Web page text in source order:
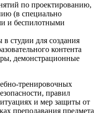
по проектированию,
(в специально
и беспилотными
студии для создания
контента
демонстрационные
тренировочных
правил
и мер защиты от
преподавания предмета